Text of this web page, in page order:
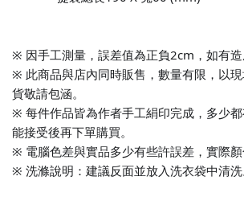
※ 因手工測量，誤差值為正負2cm，如有造
※ 此商品與店內同時販售，數量有限，以
貨敬請包涵。
※ 每件作品皆為作者手工絹印完成，多少
能接受後再下單購買。
※ 電腦色差與實品多少有些許誤差，實際顏
※ 洗滌說明：建議反面並放入洗衣袋中清洗